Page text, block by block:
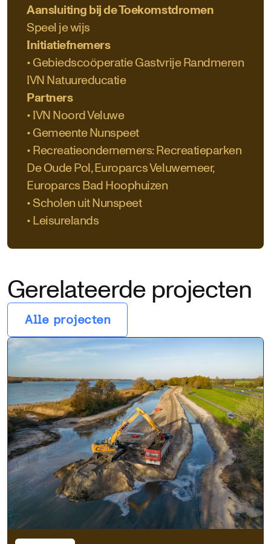
Aansluiting bij de Toekomstdromen
Speel je wijs
Initiatiefnemers
• Gebiedscoöperatie Gastvrije Randmeren
IVN Natuureducatie
Partners
• IVN Noord Veluwe
• Gemeente Nunspeet
• Recreatieondernemers: Recreatieparken
De Oude Pol, Europarcs Veluwemeer,
Europarcs Bad Hoophuizen
• Scholen uit Nunspeet
• Leisurelands
Gerelateerde projecten
Alle projecten